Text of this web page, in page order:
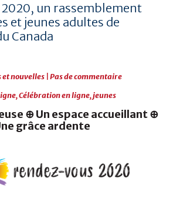
un rassemblement
et jeunes adultes de
Canada
et nouvelles Pas de commentaire
,Célébration en ligne,jeunes
⊕ Un espace accueillant ⊕
grâce ardente